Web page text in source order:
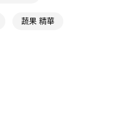
即可完成結帳。
簡訊。
方視為交易完成。
蔬果 精華